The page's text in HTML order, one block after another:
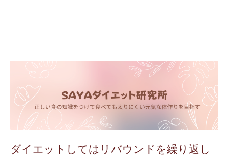
ダイエットしてはリバウンドを繰り返し